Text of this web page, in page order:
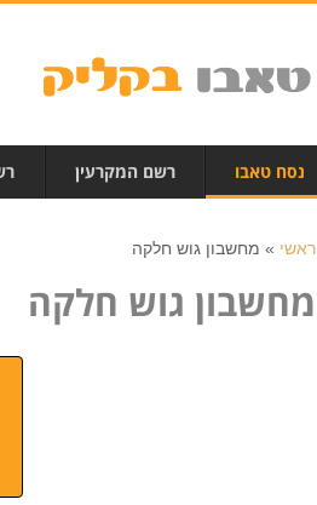
נסח טאבו רשם המקרעין
ראשי » מחשבון גוש חלקה
מחשבון גוש חלקה